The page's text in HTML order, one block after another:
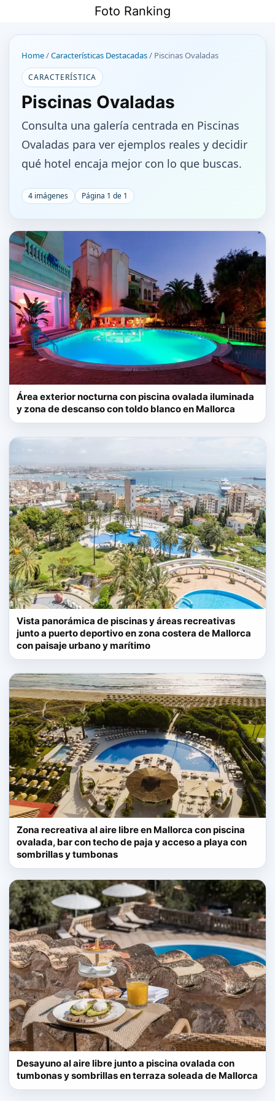
contenido
Foto Ranking
Home/Características Destacadas/ Piscinas Ovaladas
CARACTERÍSTICA
Piscinas Ovaladas
Consulta una galería centrada en Piscinas
Ovaladas para ver ejemplos reales y decidir
qué hotel encaja mejor con lo que buscas.
4 imágenes Página 1 de 1
Área exterior nocturna con piscina ovalada iluminada
y zona de descanso con toldo blanco en Mallorca
Vista panorámica de piscinas y áreas recreativas
junto a puerto deportivo en zona costera de Mallorca
con paisaje urbano y marítimo
Zona recreativa al aire libre en Mallorca con piscina
ovalada, bar con techo de paja y acceso a playa con
sombrillas y tumbonas
Desayuno al aire libre junto a piscina ovalada con
tumbonas y sombrillas en terraza soleada de Mallorca